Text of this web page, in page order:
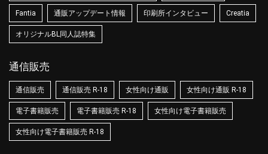
Fantia 通販アップデート情報 印刷所インタビュー Creatia
オリジナルBL同人誌特集
通信販売
通信販売 通信販売 R-18 女性向け通販 女性向け通販 R-18
電子書籍販売 電子書籍販売 R-18 女性向け電子書籍販売
女性向け電子書籍販売 R-18